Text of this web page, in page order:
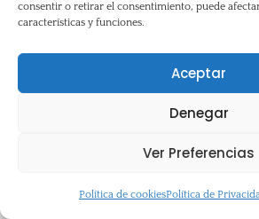
consentir o retirar el consentimiento, puede
características y funciones.
Aceptar
Denegar
Ver Preferencias
Política de cookiesPolítica de